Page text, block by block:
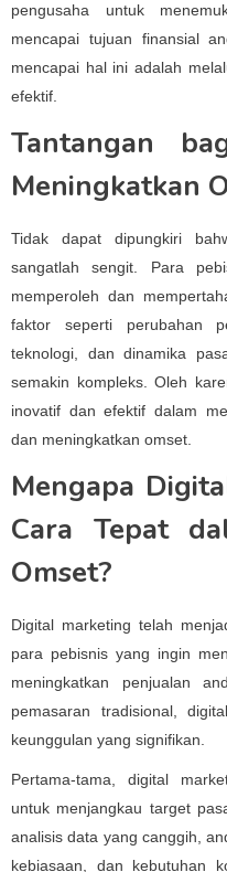
pengusaha untuk
mencapai tujuan finansial
mencapai hal ini adalah
efektif.
Tantangan
Meningkatkan
Tidak dapat dipungkiri
sangatlah sengit. Para
memperoleh dan
faktor seperti perubahan
teknologi, dan dinamika
semakin kompleks. Oleh
inovatif dan efektif dalam
dan meningkatkan omset.
Mengapa
Cara Tepat
Omset?
Digital marketing telah
para pebisnis yang ingin
meningkatkan penjualan
pemasaran tradisional,
keunggulan yang signifikan.
Pertama-tama, digital
untuk menjangkau target
analisis data yang canggih,
kebiasaan, dan kebutuhan